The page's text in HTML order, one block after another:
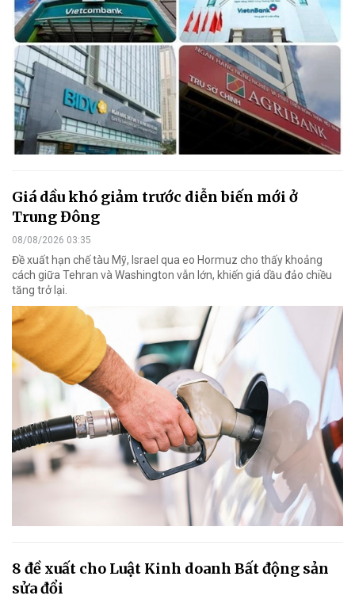
Giá dầu khó giảm trước diễn biến mới ở
Trung Đông
08/08/2026 03:35
Đề xuất hạn chế tàu Mỹ, Israel qua eo Hormuz cho thấy khoảng
cách giữa Tehran và Washington vẫn lớn, khiến giá dầu đảo chiều
tăng trở lại.
8 đề xuất cho Luật Kinh doanh Bất động sản
sửa đổi